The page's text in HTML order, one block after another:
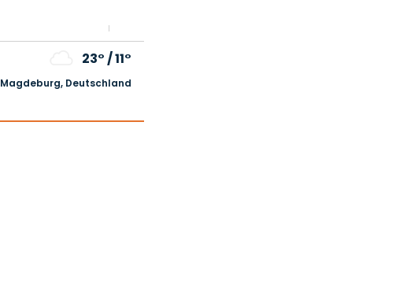
23°/11°
Magdeburg, Deutschland